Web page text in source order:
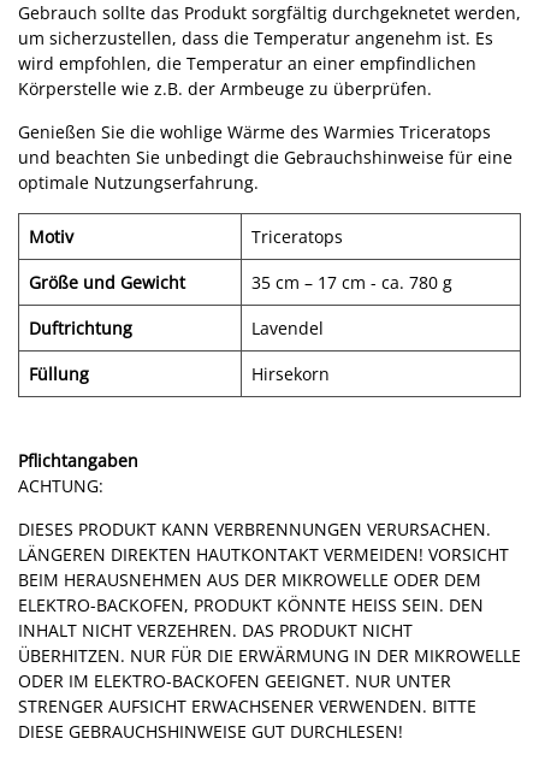
Gebrauch sollte das Produkt sorgfältig durchgeknetet werden,
um sicherzustellen, dass die Temperatur angenehm ist. Es
wird empfohlen, die Temperatur an einer empfindlichen
Körperstelle wie z.B. der Armbeuge zu überprüfen.
Genießen Sie die wohlige Wärme des Warmies Triceratops
und beachten Sie unbedingt die Gebrauchshinweise für eine
optimale Nutzungserfahrung.
Motiv
Triceratops
Größe und Gewicht
35 cm – 17 cm - ca. 780 g
Duftrichtung
Lavendel
Füllung
Hirsekorn
Pflichtangaben
ACHTUNG:
DIESES PRODUKT KANN VERBRENNUNGEN VERURSACHEN.
LÄNGEREN DIREKTEN HAUTKONTAKT VERMEIDEN! VORSICHT
BEIM HERAUSNEHMEN AUS DER MIKROWELLE ODER DEM
ELEKTRO-BACKOFEN, PRODUKT KÖNNTE HEISS SEIN. DEN
INHALT NICHT VERZEHREN. DAS PRODUKT NICHT
ÜBERHITZEN. NUR FÜR DIE ERWÄRMUNG IN DER MIKROWELLE
ODER IM ELEKTRO-BACKOFEN GEEIGNET. NUR UNTER
STRENGER AUFSICHT ERWACHSENER VERWENDEN. BITTE
DIESE GEBRAUCHSHINWEISE GUT DURCHLESEN!